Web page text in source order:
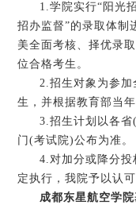
1.学院实行“阳光
招办监督”的录取体制
美全面考核、择优录
位合格考生。
2.招生对象为参
生，并根据教育部当
3.招生计划以各
门(考试院)公布为准。
4.对加分或降分
定执行，我院予以认可
成都东星航空学